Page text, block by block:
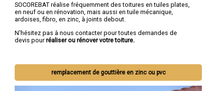
SOCOREBAT réalise fréquemment des toitures en tuiles plates,
en neuf ou en rénovation, mais aussi en tuile mécanique,
ardoises, fibro, en zinc, à joints debout.
N'hésitez pas à nous contacter pour toutes demandes de
devis pourréaliser ou rénover votre toiture.
remplacement de gouttière en zinc ou pvc